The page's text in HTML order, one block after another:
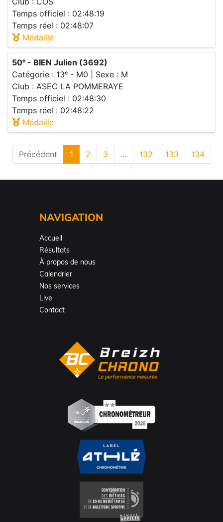
NAVIGATION
Accueil
Résultats
À propos de nous
Calendrier
Nos services
Live
Contact